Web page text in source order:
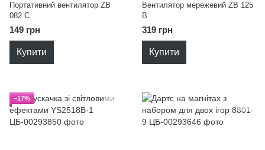
Портативний вентилятор ZB
082 C
149 грн
Купити
Вентилятор мережевий ZB 125
B
319 грн
Купити
−17%